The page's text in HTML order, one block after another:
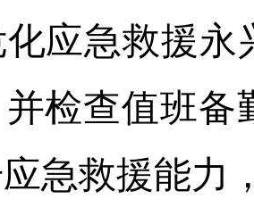
应急救援
检查值班
急救援能力